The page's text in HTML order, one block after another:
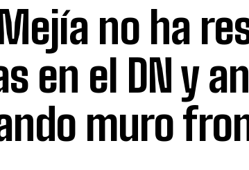
no ha
en el DN y
muro